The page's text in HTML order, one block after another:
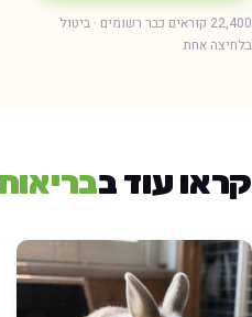
22,400 קוראים כבר רשומים · ביטול
אחת
עוד בבריאות